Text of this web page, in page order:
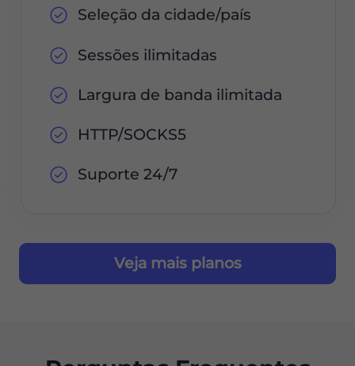
Seleção da cidade/país
Sessões ilimitadas
Largura de banda ilimitada
HTTP/SOCKS5
Suporte 24/7
Veja mais planos